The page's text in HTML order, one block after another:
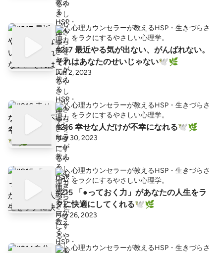
心理カウンセラーが教えるHSP・生きづらさ
をラクにするやさしい心理学。
#217 最近やる気が出ない、がんばれない。
それはあなたのせいじゃない🕊🌿
Jun 2, 2023
心理カウンセラーが教えるHSP・生きづらさ
をラクにするやさしい心理学。
#216 幸せな人だけが不幸になれる🕊🌿
May 30, 2023
心理カウンセラーが教えるHSP・生きづらさ
をラクにするやさしい心理学。
#215 「●っておく力」があなたの人生をラ
クに快適にしてくれる🕊🌿
May 26, 2023
心理カウンセラーが教えるHSP・生きづらさ